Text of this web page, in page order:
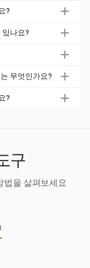
데 도움을 주며,
하여 기업이 비
지원하여 글로벌
?
및 Xero와 통
있나요?
준수를 강화하
통합하여 재무 관
중 비용 제출
애려는 추세와 일
무엇인가요?
조직이 클라우드
?
구
법을 살펴보세요